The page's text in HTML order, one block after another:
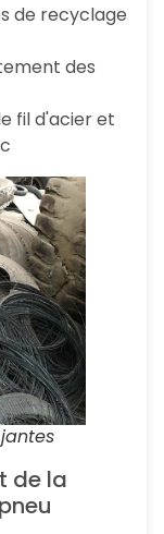
de recyclage
des
fil d'acier et
de la